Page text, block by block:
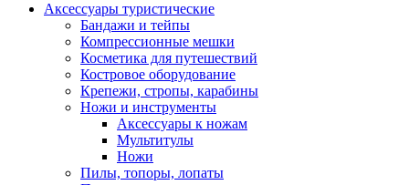
Аксессуары туристические
Бандажи и тейпы
Компрессионные мешки
Косметика для путешествий
Костровое оборудование
Крепежи, стропы, карабины
Ножи и инструменты
Аксессуары к ножам
Мультитулы
Ножи
Пилы, топоры, лопаты